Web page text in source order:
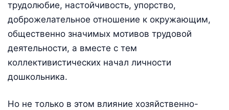
трудолюбие, настойчивость, упорство,
доброжелательное отношение к окружающим,
общественно значимых мотивов трудовой
деятельности, а вместе с тем
коллективистических начал личности
дошкольника.
Но не только в этом влияние хозяйственно-